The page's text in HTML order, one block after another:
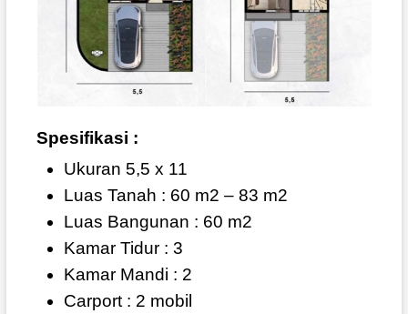
Spesifikasi :
Ukuran 5,5 x 11
Luas Tanah : 60 m2 – 83 m2
Luas Bangunan : 60 m2
Kamar Tidur : 3
Kamar Mandi : 2
Carport : 2 mobil